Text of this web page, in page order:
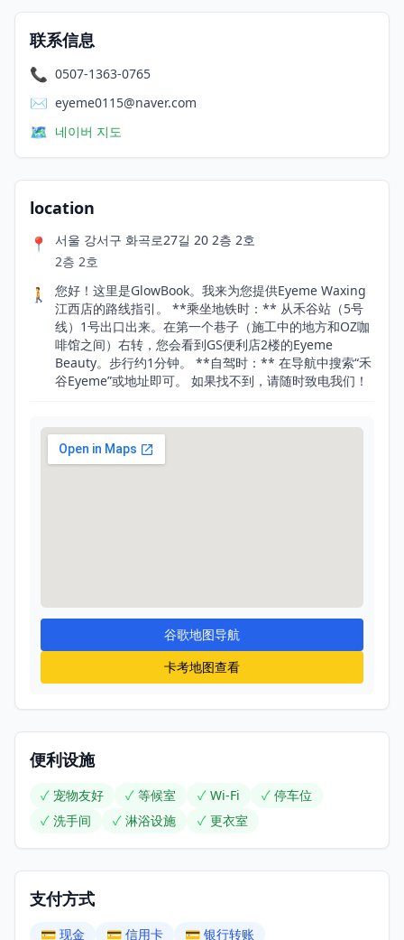
联系信息
📞 0507-1363-0765
✉️ eyeme0115@naver.com
🗺️ 네이버 지도
location
📍
서울 강서구 화곡로27길 20 2층 2호
2층 2호
🚶
您好！这里是GlowBook。我来为您提供Eyeme Waxing
江西店的路线指引。 **乘坐地铁时：** 从禾谷站（5号
线）1号出口出来。在第一个巷子（施工中的地方和OZ咖
啡馆之间）右转，您会看到GS便利店2楼的Eyeme
Beauty。步行约1分钟。 **自驾时：** 在导航中搜索“禾
谷Eyeme”或地址即可。 如果找不到，请随时致电我们！
谷歌地图导航
卡考地图查看
便利设施
✓ 宠物友好 ✓ 等候室 ✓ Wi-Fi ✓ 停车位
✓ 洗手间 ✓ 淋浴设施 ✓ 更衣室
支付方式
💳 现金 💳 信用卡 💳 银行转账